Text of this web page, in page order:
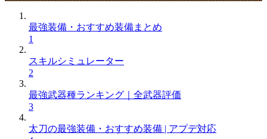
最強装備・おすすめ装備まとめ
1
スキルシミュレーター
2
最強武器種ランキング｜全武器評価
3
太刀の最強装備・おすすめ装備 | アプデ対応